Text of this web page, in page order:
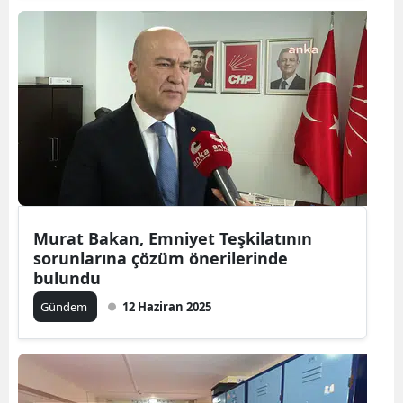
Murat Bakan, Emniyet Teşkilatının
sorunlarına çözüm önerilerinde
bulundu
Gündem 12 Haziran 2025